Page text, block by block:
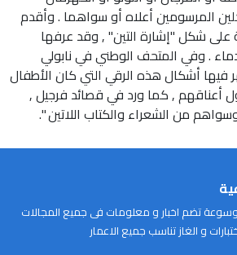
المرسومين أعلاه أو سواهما . وأقدم
على شكل "إشارة التين" , وقد عرفها
. وفي المتحف الوطني في نابولي
فيها أشكال هذه الرقي التي كان الأطفال
أعناقهم , كما ورد في قصائد فرجيل ,
من الشعراء والكتاب اللاتين ".
تضم اخبار و معلومات فى جميع المجالات
و الغاز تناسب جميع الاعمار